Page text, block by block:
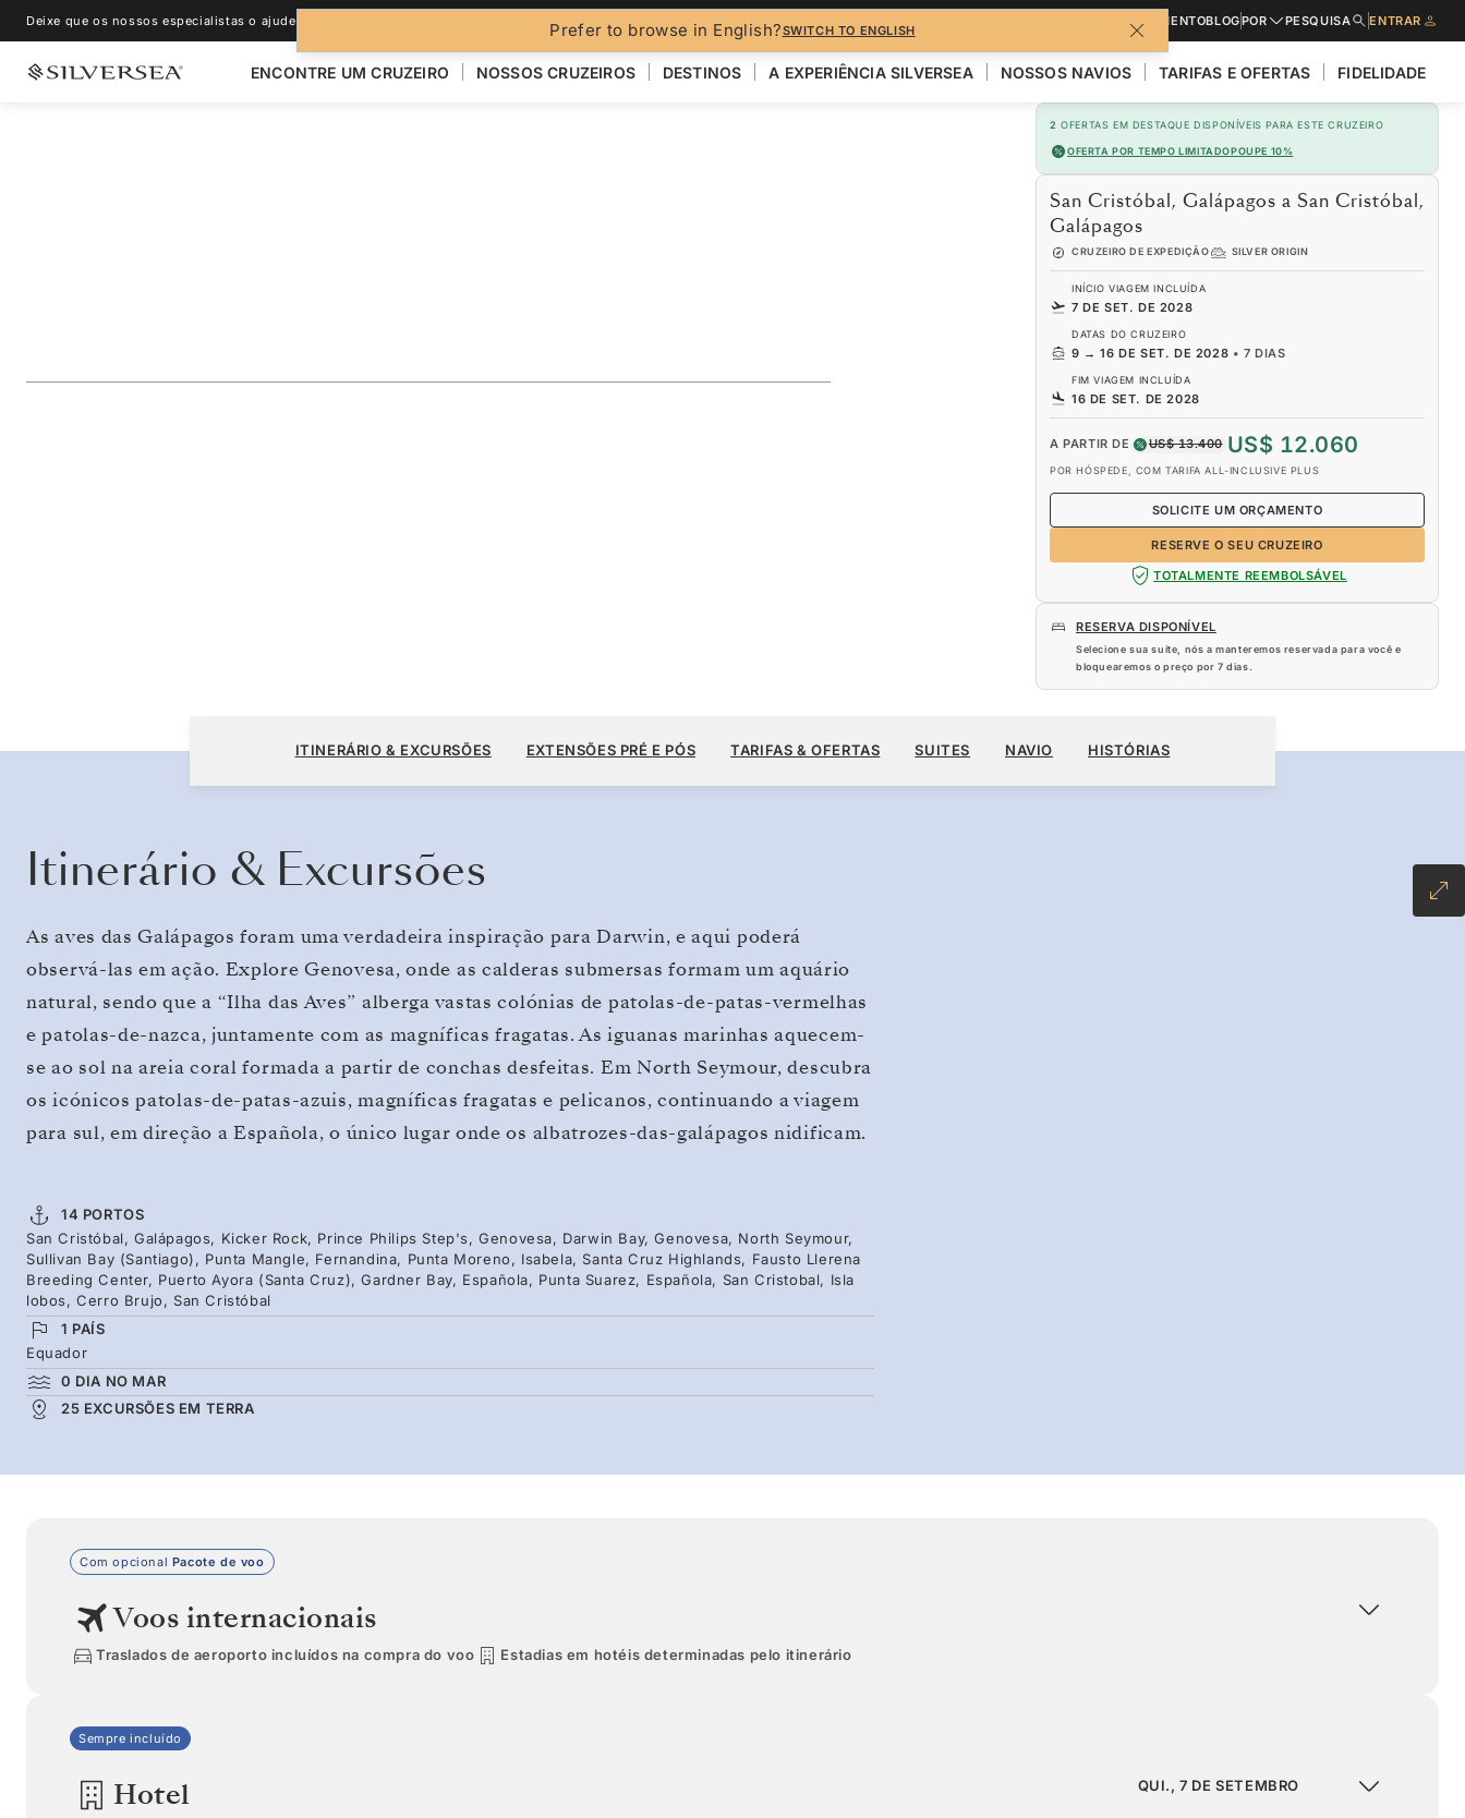
Prefer to browse in English?SWITCH TO ENGLISH
Deixe que os nossos especialistas o ajudem. PEDIR UM ORÇAMENTOBLOGPOR PESQUISA ENTRAR
ENCONTRE UM CRUZEIRO NOSSOS CRUZEIROS DESTINOS A EXPERIÊNCIA SILVERSEA NOSSOS NAVIOS TARIFAS E OFERTAS FIDELIDADE
2 OFERTAS EM DESTAQUE DISPONÍVEIS PARA ESTE CRUZEIRO
OFERTA POR TEMPO LIMITADOPOUPE 10%
San Cristóbal, Galápagos a San Cristóbal,
Galápagos
CRUZEIRO DE EXPEDIÇÃO SILVER ORIGIN
INÍCIO VIAGEM INCLUÍDA
7 DE SET. DE 2028
DATAS DO CRUZEIRO
9 → 16 DE SET. DE 2028 •7 DIAS
FIM VIAGEM INCLUÍDA
16 DE SET. DE 2028
A PARTIR DE US$ 13.400 US$ 12.060
POR HÓSPEDE, COM TARIFA ALL-INCLUSIVE PLUS
RESERVE O SEU CRUZEIRO
SOLICITE UM ORÇAMENTO
TOTALMENTE REEMBOLSÁVEL
RESERVA DISPONÍVEL
Selecione sua suíte, nós a manteremos reservada para você e
bloquearemos o preço por 7 dias.
San Cristóbal, Galápagos a San Cristóbal,
7 DIAS
US$ 12.060 RESERVE O SEU CRUZEIRO SOLICITE UM ORÇAMENTO
ITINERÁRIO & EXCURSÕES EXTENSÕES PRÉ E PÓS TARIFAS & OFERTAS SUITES NAVIO HISTÓRIAS
Itinerário & Excursões
As aves das Galápagos foram uma verdadeira inspiração para Darwin, e aqui poderá
observá-las em ação. Explore Genovesa, onde as calderas submersas formam um aquário
natural, sendo que a “Ilha das Aves” alberga vastas colónias de patolas-de-patas-vermelhas
e patolas-de-nazca, juntamente com as magníficas fragatas. As iguanas marinhas aquecem-
se ao sol na areia coral formada a partir de conchas desfeitas. Em North Seymour, descubra
os icónicos patolas-de-patas-azuis, magníficas fragatas e pelicanos, continuando a viagem
para sul, em direção a Española, o único lugar onde os albatrozes-das-galápagos nidificam.
14 PORTOS
San Cristóbal, Galápagos, Kicker Rock, Prince Philips Step's, Genovesa, Darwin Bay, Genovesa, North Seymour,
Sullivan Bay (Santiago), Punta Mangle, Fernandina, Punta Moreno, Isabela, Santa Cruz Highlands, Fausto Llerena
Breeding Center, Puerto Ayora (Santa Cruz), Gardner Bay, Española, Punta Suarez, Española, San Cristobal, Isla
lobos, Cerro Brujo, San Cristóbal
1 PAÍS
Equador
0 DIA NO MAR
25 EXCURSÕES EM TERRA
Com opcional Pacote de voo
Voos internacionais
Traslados de aeroporto incluídos na compra do voo Estadias em hotéis determinadas pelo itinerário
Sempre incluído
Hotel QUI., 7 DE SETEMBRO